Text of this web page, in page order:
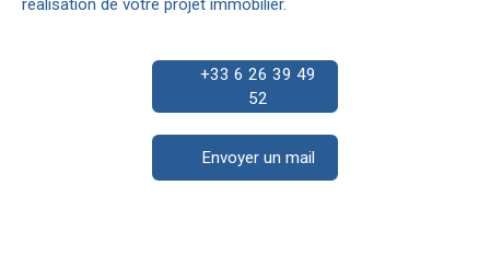
réalisation de votre projet immobilier.
+33 6 26 39 49
52
Envoyer un mail